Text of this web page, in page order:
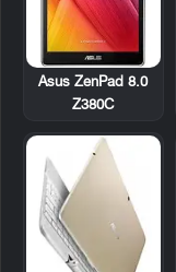
Asus ZenPad 8.0
Z380C